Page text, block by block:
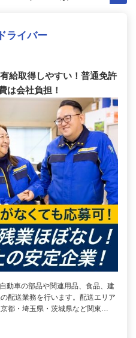
ライバー
給取得しやすい！普通免許
は会社負担！
動車の部品や関連用品、食品、建
配送業務を行います。配送エリア
都・埼玉県・茨城県など関東…